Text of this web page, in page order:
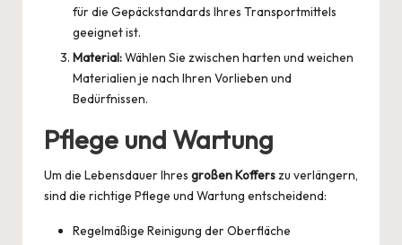
für die Gepäckstandards Ihres Transportmittels
geeignet ist.
Material:Wählen Sie zwischen harten und weichen
Materialien je nach Ihren Vorlieben und
Bedürfnissen.
Pflege und Wartung
Um die Lebensdauer Ihres großen Kofferszu verlängern,
sind die richtige Pflege und Wartung entscheidend:
Regelmäßige Reinigung der Oberfläche